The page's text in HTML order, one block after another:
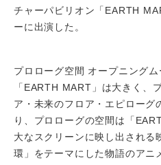
チャーパビリオン「EARTH
ーに出演した。
プロローグ空間 オープニング
「EARTH MART」は大きく、
ア・未来のフロア・エピローグ
り、プロローグの空間は「
大なスクリーンに映し出される
環」をテーマにした物語のアニ